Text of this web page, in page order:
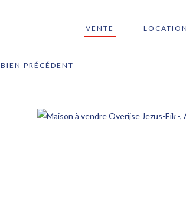
VENTE LOCATION
BIEN PRÉCÉDENT